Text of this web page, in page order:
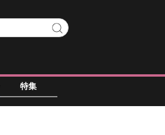
特集